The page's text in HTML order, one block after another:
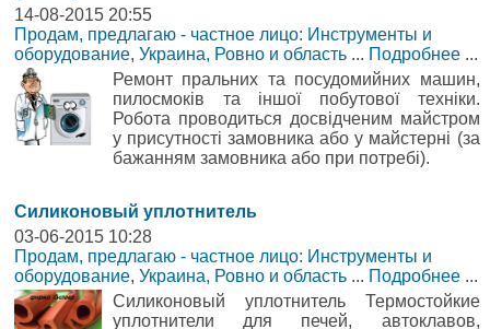
14-08-2015 20:55
Продам, предлагаю - частное лицо: Инструменты и
оборудование, Украина, Ровно и область ... Подробнее ...
Ремонт пральних та посудомийних машин,
пилосмоків та іншої побутової техніки.
Робота проводиться досвідченим майстром
у присутності замовника або у майстерні (за
бажанням замовника або при потребі).
Силиконовый уплотнитель
03-06-2015 10:28
Продам, предлагаю - частное лицо: Инструменты и
оборудование, Украина, Ровно и область ... Подробнее ...
Силиконовый уплотнитель Термостойкие
уплотнители для печей, автоклавов,